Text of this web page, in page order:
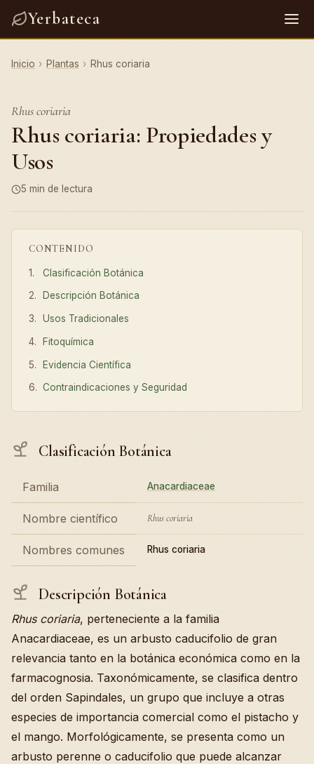
Yerbateca
Inicio › Plantas › Rhus coriaria
Rhus coriaria
Rhus coriaria: Propiedades y
Usos
5 min de lectura
CONTENIDO
Clasificación Botánica
Descripción Botánica
Usos Tradicionales
Fitoquímica
Evidencia Científica
Contraindicaciones y Seguridad
Clasificación Botánica
Familia Anacardiaceae
Nombre científico Rhus coriaria
Nombres comunes Rhus coriaria
Descripción Botánica
Rhus coriaria, perteneciente a la familia
Anacardiaceae, es un arbusto caducifolio de gran
relevancia tanto en la botánica económica como en la
farmacognosia. Taxonómicamente, se clasifica dentro
del orden Sapindales, un grupo que incluye a otras
especies de importancia comercial como el pistacho y
el mango. Morfológicamente, se presenta como un
arbusto perenne o caducifolio que puede alcanzar